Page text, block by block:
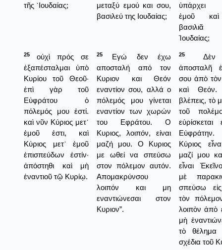
τῆς ᾿Ιουδαίας;
μεταξύ εμού και σου,
βασιλεύ της Ιουδαίας;
ὑπάρχει
ἐμοῦ
Ἰουδαίας;
25
οὐχὶ πρός σε
ἐξαπέσταλμαι ὑπὸ
Κυρίου τοῦ Θεοῦ·
ἐπὶ γὰρ τοῦ
Εὐφράτου ὁ
πόλεμός μου ἐστί.
καὶ νῦν Κύριος μετ᾿
ἐμοῦ ἐστι, καὶ
Κύριος μετ᾿ ἐμοῦ
ἐπισπεύδων ἐστίν·
ἀπόστηθι καὶ μὴ
ἐναντιοῦ τῷ Κυρίῳ.
25
Εγώ δεν έχω
αποσταλή από τον
Κυριον και Θεόν
εναντίον σου, αλλά ο
πόλεμός μου γίνεται
εναντίον των χωρών
του Εφράτου. Ο
Κυριος, λοιπόν, είναι
μαζή μου. Ο Κυριος
με ωθεί να σπεύσω
στον πόλεμον αυτόν.
Απομακρύνσου
λοιπόν και μη
εναντιώνεσαι στον
Κυριον”.
25
Δὲν
ἀποσταλῆ
σου ἀπὸ
καὶ
βλέπεις, τὸ
τοῦ
εὑρίσκεται
Κύριος
μαζί μου
εἶναι
μὲ
σπεύσω
τὸν
λοιπὸν ἀπὸ
μὴ
τὸ θέλημα
σχέδια τοῦ